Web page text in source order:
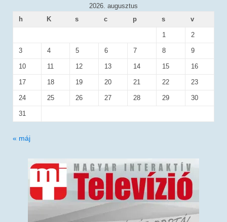
2026. augusztus
h
K s c p s v
1 2
3 4 5 6 7 8 9
10 11 12 13 14 15 16
17 18 19 20 21 22 23
24 25 26 27 28 29 30
31
« máj